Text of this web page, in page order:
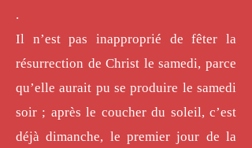
.
Il n’est pas inapproprié de fêter la
résurrection de Christ le samedi, parce
qu’elle aurait pu se produire le samedi
soir ; après le coucher du soleil, c’est
déjà dimanche, le premier jour de la